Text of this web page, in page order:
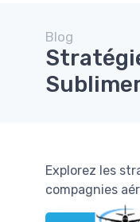
Blog
Explorez les
compagnies